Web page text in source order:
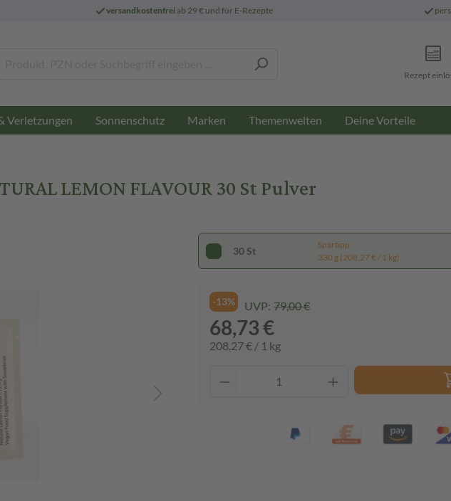
versandkostenfreiab 29 € und für E-Rezepte
Rezept
Verletzungen Sonnenschutz Marken Themenwelten Deine Vorteile
LEMON FLAVOUR 30 St Pulver
30 St
Spartipp
330 g (208,27 € / 1 kg)
-13% UVP: 79,00 €
68,73 €
208,27 € / 1 kg